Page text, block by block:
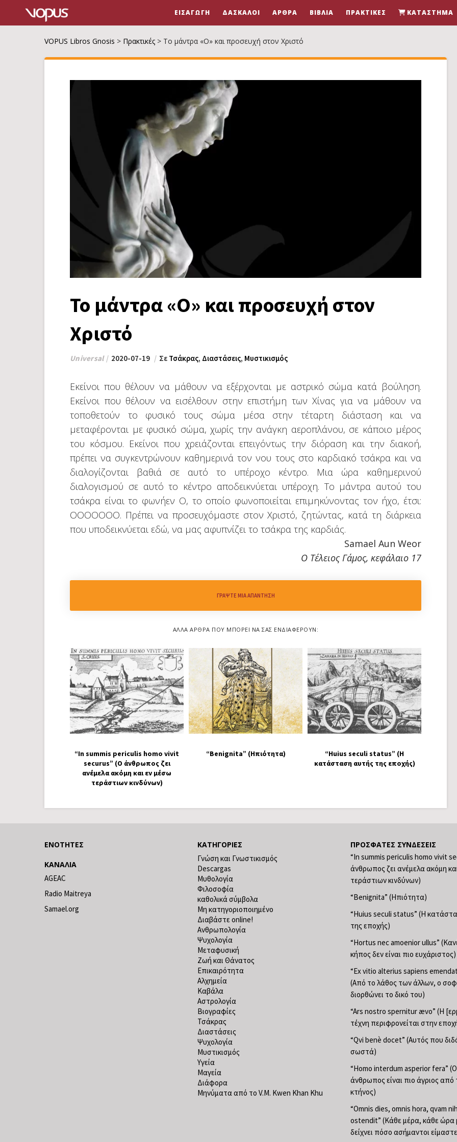
ΕΙΣΑΓΩΓΉ ΔΆΣΚΑΛΟΙ ΆΡΘΡΑ ΒΙΒΛΊΑ ΠΡΑΚΤΙΚΈΣ ΚΑΤΆΣΤΗΜΑ
VOPUS Libros Gnosis > Πρακτικές > Το μάντρα «Ο» και προσευχή στον Χριστό
Το μάντρα «Ο» και προσευχή στον
Χριστό
Universal 2020-07-19 Σε Τσάκρας, Διαστάσεις, Μυστικισμός
Εκείνοι που θέλουν να μάθουν να εξέρχονται με αστρικό σώμα κατά βούληση.
Εκείνοι που θέλουν να εισέλθουν στην επιστήμη των Χίνας για να μάθουν να
τοποθετούν το φυσικό τους σώμα μέσα στην τέταρτη διάσταση και να
μεταφέρονται με φυσικό σώμα, χωρίς την ανάγκη αεροπλάνου, σε κάποιο μέρος
του κόσμου. Εκείνοι που χρειάζονται επειγόντως την διόραση και την διακοή,
πρέπει να συγκεντρώνουν καθημερινά τον νου τους στο καρδιακό τσάκρα και να
διαλογίζονται βαθιά σε αυτό το υπέροχο κέντρο. Μια ώρα καθημερινού
διαλογισμού σε αυτό το κέντρο αποδεικνύεται υπέροχη. Το μάντρα αυτού του
τσάκρα είναι το φωνήεν Ο, το οποίο φωνοποιείται επιμηκύνοντας τον ήχο, έτσι:
ΟΟΟΟΟΟΟ. Πρέπει να προσευχόμαστε στον Χριστό, ζητώντας, κατά τη διάρκεια
που υποδεικνύεται εδώ, να μας αφυπνίζει το τσάκρα της καρδιάς.
Samael Aun Weor
Ο Τέλειος Γάμος, κεφάλαιο 17
ΓΡΆΨΤΕ ΜΙΑ ΑΠΆΝΤΗΣΗ
ΆΛΛΑ ΆΡΘΡΑ ΠΟΥ ΜΠΟΡΕΊ ΝΑ ΣΑΣ ΕΝΔΙΑΦΈΡΟΥΝ:
“In summis periculis homo vivit
securus” (Ο άνθρωπος ζει
ανέμελα ακόμη και εν μέσω
τεράστιων κινδύνων)
“Benignita” (Ηπιότητα)
“Huius seculi status” (Η
κατάσταση αυτής της εποχής)
ΕΝΌΤΗΤΕΣ
ΚΑΝΆΛΙΑ
AGEAC
Radio Maitreya
Samael.org
ΚΑΤΗΓΟΡΊΕΣ
Γνώση και Γνωστικισμός
Descargas
Μυθολογία
Φιλοσοφία
καθολικά σύμβολα
Μη κατηγοριοποιημένο
Διαβάστε online!
Ανθρωπολογία
Ψυχολογία
Μεταφυσική
Ζωή και Θάνατος
Επικαιρότητα
Αλχημεία
Καβάλα
Αστρολογία
Βιογραφίες
Τσάκρας
Διαστάσεις
Ψυχολογία
Μυστικισμός
Υγεία
Μαγεία
Διάφορα
Μηνύματα από το V.M. Kwen Khan Khu
ΠΡΌΣΦΑΤΕΣ ΣΥΝΔΈΣΕΙΣ
“In summis periculis homo vivit
άνθρωπος ζει ανέμελα ακόμη
τεράστιων κινδύνων)
“Benignita” (Ηπιότητα)
“Huius seculi status” (Η
της εποχής)
“Hortus nec amoenior ullus”
κήπος δεν είναι πιο ευχάριστος)
“Ex vitio alterius sapiens
(Από το λάθος των άλλων, ο
διορθώνει το δικό του)
“Ars nostro spernitur ævo” (Η
τέχνη περιφρονείται στην
“Qvi benè docet” (Αυτός που
σωστά)
“Homo interdum asperior fera” (Ο
άνθρωπος είναι πιο άγριος από
κτήνος)
“Omnis dies, omnis hora, qvam
ostendit” (Κάθε μέρα, κάθε ώρα
δείχνει πόσο ασήμαντοι